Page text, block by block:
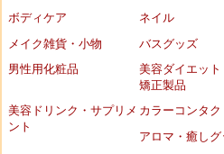
ボディケア
ネイル
メイク雑貨・小物
バスグッズ
男性用化粧品
美容ダイエット
矯正製品
美容ドリンク・サプリメ
ント
カラーコンタ
アロマ・癒し